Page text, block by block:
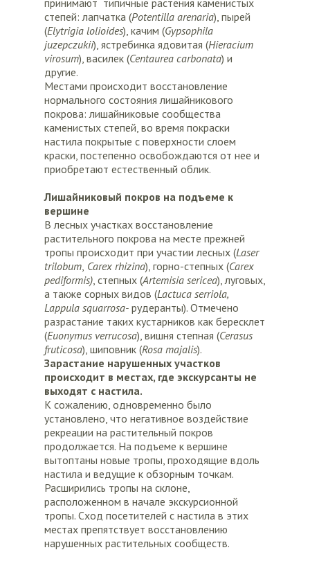
принимают типичные растения каменистых
степей: лапчатка (Potentilla arenaria), пырей
(Elytrigia lolioides), качим (Gypsophila
juzepczukii), ястребинка ядовитая (Hieracium
virosum), василек (Centaurea carbonata) и
другие.
Местами происходит восстановление
нормального состояния лишайникового
покрова: лишайниковые сообщества
каменистых степей, во время покраски
настила покрытые с поверхности слоем
краски, постепенно освобождаются от нее и
приобретают естественный облик.
Лишайниковый покров на подъеме к
вершине
В лесных участках восстановление
растительного покрова на месте прежней
тропы происходит при участии лесных (Laser
trilobum, Carex rhizina), горно-степных (Carex
pediformis), степных (Artemisia sericea), луговых,
а также сорных видов (Lactuca serriola,
Lappula squarrosa- рудеранты). Отмечено
разрастание таких кустарников как бересклет
(Euonymus verrucosa), вишня степная (Cerasus
fruticosa), шиповник (Rosa majalis).
Зарастание нарушенных участков
происходит в местах, где экскурсанты не
выходят с настила.
К сожалению, одновременно было
установлено, что негативное воздействие
рекреации на растительный покров
продолжается. На подъеме к вершине
вытоптаны новые тропы, проходящие вдоль
настила и ведущие к обзорным точкам.
Расширились тропы на склоне,
расположенном в начале экскурсионной
тропы. Сход посетителей с настила в этих
местах препятствует восстановлению
нарушенных растительных сообществ.